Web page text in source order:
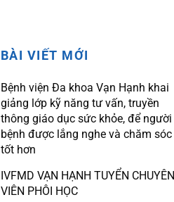
BÀI VIẾT MỚI
Bệnh viện Đa khoa Vạn Hạnh khai
giảng lớp kỹ năng tư vấn, truyền
thông giáo dục sức khỏe, để người
bệnh được lắng nghe và chăm sóc
tốt hơn
IVFMD VẠN HẠNH TUYỂN CHUYÊN
VIÊN PHÔI HỌC